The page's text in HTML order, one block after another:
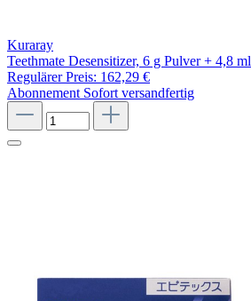
Kuraray
Teethmate Desensitizer, 6 g Pulver + 4,8 ml
Regulärer Preis: 162,29 €
Abonnement Sofort versandfertig